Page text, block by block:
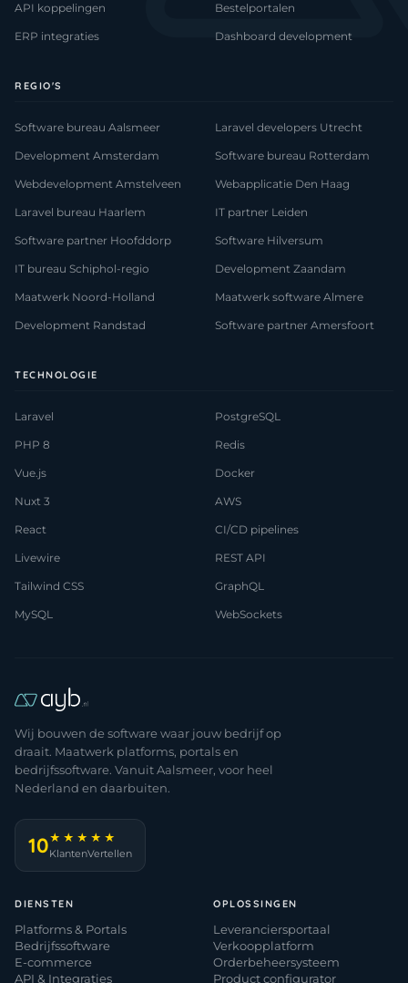
API koppelingen
ERP integraties
Bestelportalen
Dashboard development
REGIO'S
Software bureau Aalsmeer
Development Amsterdam
Webdevelopment Amstelveen
Laravel bureau Haarlem
Software partner Hoofddorp
IT bureau Schiphol-regio
Maatwerk Noord-Holland
Development Randstad
Laravel developers Utrecht
Software bureau Rotterdam
Webapplicatie Den Haag
IT partner Leiden
Software Hilversum
Development Zaandam
Maatwerk software Almere
Software partner Amersfoort
TECHNOLOGIE
Laravel
PHP 8
Vue.js
Nuxt 3
React
Livewire
Tailwind CSS
MySQL
PostgreSQL
Redis
Docker
AWS
CI/CD pipelines
REST API
GraphQL
WebSockets
Wij bouwen de software waar jouw bedrijf op
draait. Maatwerk platforms, portals en
bedrijfssoftware. Vanuit Aalsmeer, voor heel
Nederland en daarbuiten.
10★★★★★
KlantenVertellen
DIENSTEN
Platforms & Portals
Bedrijfssoftware
E-commerce
API & Integraties
OPLOSSINGEN
Leveranciersportaal
Verkoopplatform
Orderbeheersysteem
Product configurator